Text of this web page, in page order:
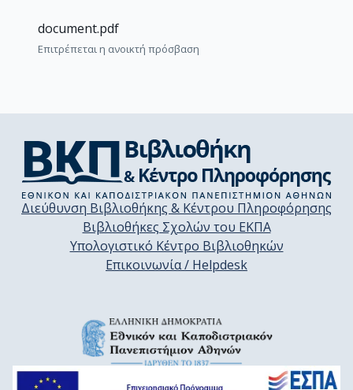
document.pdf
Επιτρέπεται η ανοικτή πρόσβαση
Διεύθυνση Βιβλιοθήκης & Κέντρου Πληροφόρησης
Βιβλιοθήκες Σχολών του ΕΚΠΑ
Υπολογιστικό Κέντρο Βιβλιοθηκών
Επικοινωνία / Helpdesk